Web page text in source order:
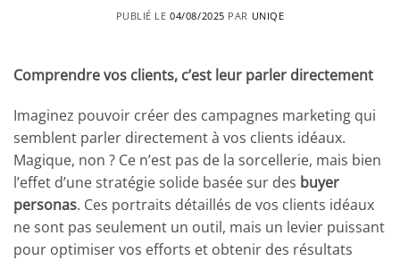
PUBLIÉ LE04/08/2025 PAR UNIQE
Comprendre vos clients, c’est leur parler directement
Imaginez pouvoir créer des campagnes marketing qui
semblent parler directement à vos clients idéaux.
Magique, non ? Ce n’est pas de la sorcellerie, mais bien
l’effet d’une stratégie solide basée sur des buyer
personas. Ces portraits détaillés de vos clients idéaux
ne sont pas seulement un outil, mais un levier puissant
pour optimiser vos efforts et obtenir des résultats